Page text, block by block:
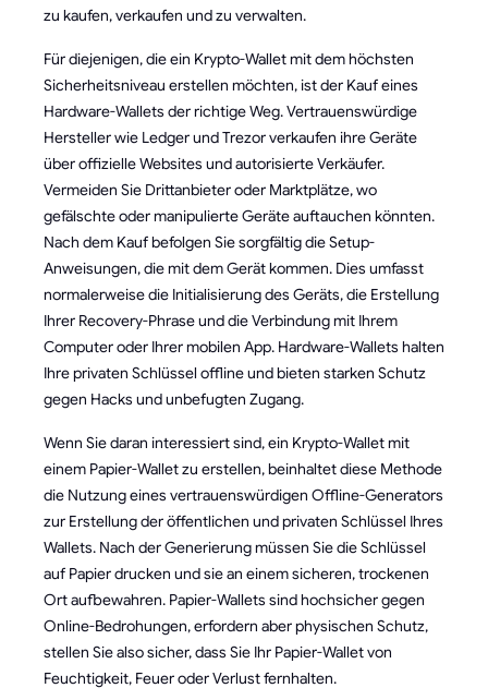
zu kaufen, verkaufen und zu verwalten.
Für diejenigen, die ein Krypto-Wallet mit dem höchsten
Sicherheitsniveau erstellen möchten, ist der Kauf eines
Hardware-Wallets der richtige Weg. Vertrauenswürdige
Hersteller wie Ledger und Trezor verkaufen ihre Geräte
über offizielle Websites und autorisierte Verkäufer.
Vermeiden Sie Drittanbieter oder Marktplätze, wo
gefälschte oder manipulierte Geräte auftauchen könnten.
Nach dem Kauf befolgen Sie sorgfältig die Setup-
Anweisungen, die mit dem Gerät kommen. Dies umfasst
normalerweise die Initialisierung des Geräts, die Erstellung
Ihrer Recovery-Phrase und die Verbindung mit Ihrem
Computer oder Ihrer mobilen App. Hardware-Wallets halten
Ihre privaten Schlüssel offline und bieten starken Schutz
gegen Hacks und unbefugten Zugang.
Wenn Sie daran interessiert sind, ein Krypto-Wallet mit
einem Papier-Wallet zu erstellen, beinhaltet diese Methode
die Nutzung eines vertrauenswürdigen Offline-Generators
zur Erstellung der öffentlichen und privaten Schlüssel Ihres
Wallets. Nach der Generierung müssen Sie die Schlüssel
auf Papier drucken und sie an einem sicheren, trockenen
Ort aufbewahren. Papier-Wallets sind hochsicher gegen
Online-Bedrohungen, erfordern aber physischen Schutz,
stellen Sie also sicher, dass Sie Ihr Papier-Wallet von
Feuchtigkeit, Feuer oder Verlust fernhalten.